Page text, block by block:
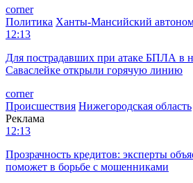
corner
Политика Ханты-Мансийский
12:13
Для пострадавших при атаке БПЛА в
Саваслейке открыли горячую линию
corner
Происшествия Нижегородская область
Реклама
12:13
Прозрачность кредитов: эксперты
поможет в борьбе с мошенниками